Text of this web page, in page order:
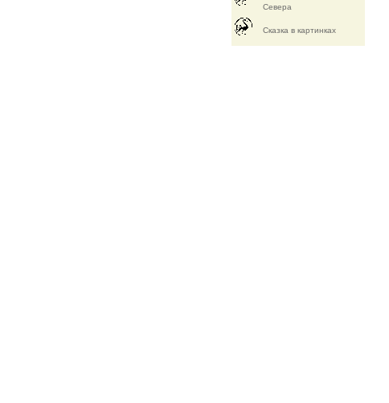
Севера
Cказка в картинках